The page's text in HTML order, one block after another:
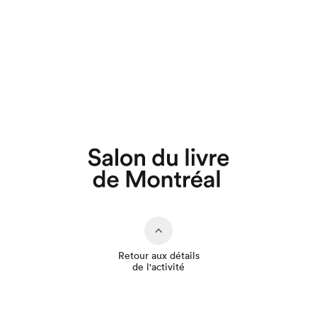
Retour aux détails
de l'activité